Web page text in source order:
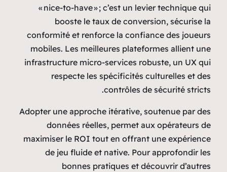
« nice‑to‑have » ;
booste le taux
conformité et renforce
mobiles. Les
infrastructure
respecte les
Adopter une approche
données réelles,
maximiser le ROI tout
de jeu fluide et
bonnes